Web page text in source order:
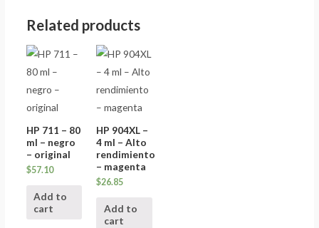
Related products
HP 711 – 80
ml – negro
– original
$57.10
Add to
cart
HP 904XL –
4 ml – Alto
rendimiento
– magenta
$26.85
Add to
cart